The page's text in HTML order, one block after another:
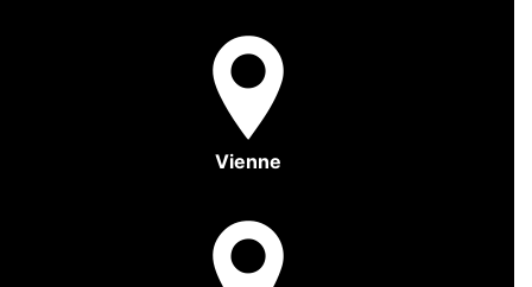
Vienne